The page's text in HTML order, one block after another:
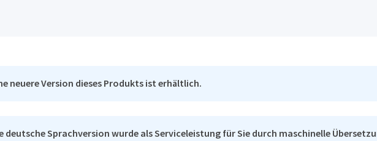
neuere Version dieses Produkts ist erhältlich.
deutsche Sprachversion wurde als Serviceleistung für Sie durch maschinelle